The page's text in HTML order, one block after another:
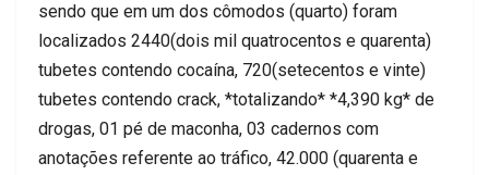
sendo que em um dos cômodos (quarto) foram
localizados 2440(dois mil quatrocentos e quarenta)
tubetes contendo cocaína, 720(setecentos e vinte)
tubetes contendo crack, *totalizando* *4,390 kg* de
drogas, 01 pé de maconha, 03 cadernos com
anotações referente ao tráfico, 42.000 (quarenta e